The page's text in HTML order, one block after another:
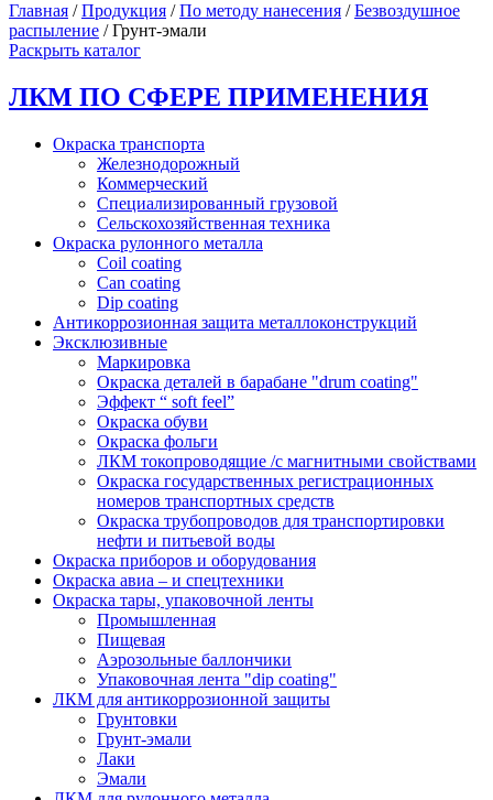
Главная /Продукция /По методу нанесения /Безвоздушное
распыление /Грунт-эмали
Раскрыть каталог
ЛКМ ПО СФЕРЕ ПРИМЕНЕНИЯ
Окраска транспорта
Железнодорожный
Коммерческий
Специализированный грузовой
Сельскохозяйственная техника
Окраска рулонного металла
Coil coating
Can coating
Dip coating
Антикоррозионная защита металлоконструкций
Эксклюзивные
Маркировка
Окраска деталей в барабане "drum coating"
Эффект “ soft feel”
Окраска обуви
Окраска фольги
ЛКМ токопроводящие /с магнитными свойствами
Окраска государственных регистрационных
номеров транспортных средств
Окраска трубопроводов для транспортировки
нефти и питьевой воды
Окраска приборов и оборудования
Окраска авиа – и спецтехники
Окраска тары, упаковочной ленты
Промышленная
Пищевая
Аэрозольные баллончики
Упаковочная лента "dip coating"
ЛКМ для антикоррозионной защиты
Грунтовки
Грунт-эмали
Лаки
Эмали